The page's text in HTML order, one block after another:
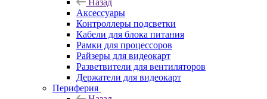
Назад
Аксессуары
Контроллеры подсветки
Кабели для блока питания
Рамки для процессоров
Райзеры для видеокарт
Разветвители для вентиляторов
Держатели для видеокарт
Периферия